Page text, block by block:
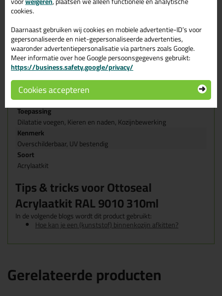
Eigenschappen Ottoseal Acrylaatkit
RAL 9010 310ml
Merk
Otto Chemie
Verpakkingstype
Koker
Geschikt voor onder andere
Behandeld hout, Beton, Hout, Metaal, Stucwerk, Tegels &
Keramiek
Toepassing
Dilatatie voegen, Kieren en naden, Kozijnbewerking
Kenmerk
Overschilderbaar, UV bestendig
Soort
Acrylaatkit
Tips & tricks voor Ottoseal
Acrylaatkit RAL 9010 310ml
In de volgende blogs wordt dit product gebruikt:
Hoe kan je een (kunststof) binnenkozijn afkitten?
Gerelateerde producten
cookies.
Daarnaast gebruiken wij cookies en mobiele advertentie-ID’s voor
gepersonaliseerde en niet-gepersonaliseerde advertenties,
waaronder advertentiepersonalisatie via partners zoals Google.
Meer informatie over hoe Google persoonsgegevens gebruikt:
https://business.safety.google/privacy/
Cookies accepteren